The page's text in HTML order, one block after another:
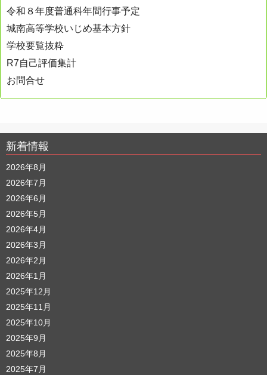
令和８年度普通科年間行事予定
城南高等学校いじめ基本方針
学校要覧抜粋
R7自己評価集計
お問合せ
新着情報
2026年8月
2026年7月
2026年6月
2026年5月
2026年4月
2026年3月
2026年2月
2026年1月
2025年12月
2025年11月
2025年10月
2025年9月
2025年8月
2025年7月